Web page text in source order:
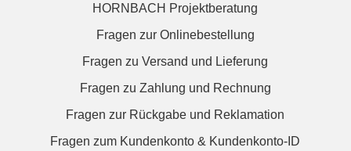
HORNBACH Projektberatung
Fragen zur Onlinebestellung
Fragen zu Versand und Lieferung
Fragen zu Zahlung und Rechnung
Fragen zur Rückgabe und Reklamation
Fragen zum Kundenkonto & Kundenkonto-ID